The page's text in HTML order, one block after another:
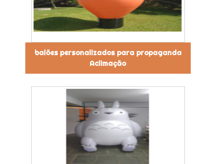
balões personalizados para propaganda
Aclimação